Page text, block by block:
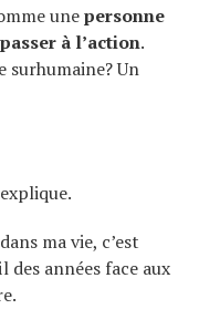
unepersonne
à l’action.
surhumaine? Un
ma vie, c’est
des années face aux